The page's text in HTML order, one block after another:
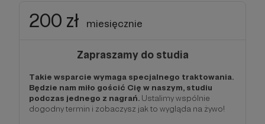
200 zł miesięcznie
Zapraszamy do studia
Takie wsparcie wymaga specjalnego traktowania.
Będzie nam miło gościć Cię w naszym, studiu
podczas jednego z nagrań. Ustalimy wspólnie
dogodny termin i zobaczysz jak to wygląda na żywo!